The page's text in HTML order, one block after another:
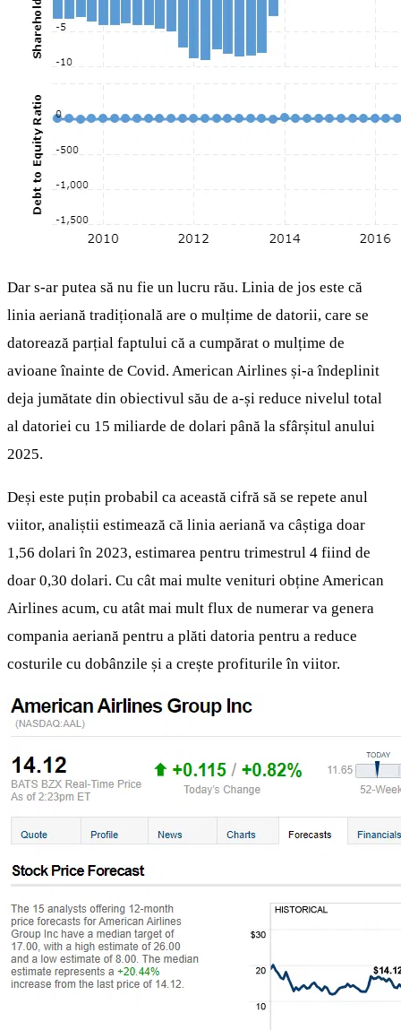
Dar s-ar putea să nu fie un lucru rău. Linia de jos este că
linia aeriană tradițională are o mulțime de datorii, care se
datorează parțial faptului că a cumpărat o mulțime de
avioane înainte de Covid. American Airlines și-a îndeplinit
deja jumătate din obiectivul său de a-și reduce nivelul total
al datoriei cu 15 miliarde de dolari până la sfârșitul anului
2025.
Deși este puțin probabil ca această cifră să se repete anul
viitor, analiștii estimează că linia aeriană va câștiga doar
1,56 dolari în 2023, estimarea pentru trimestrul 4 fiind de
doar 0,30 dolari. Cu cât mai multe venituri obține American
Airlines acum, cu atât mai mult flux de numerar va genera
compania aeriană pentru a plăti datoria pentru a reduce
costurile cu dobânzile și a crește profiturile în viitor.